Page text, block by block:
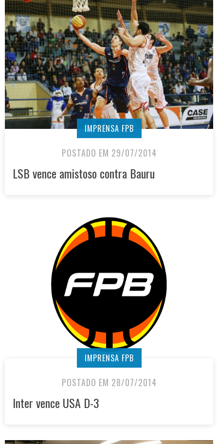
IMPRENSA FPB
POSTADO EM 29/07/2014
LSB vence amistoso contra Bauru
IMPRENSA FPB
POSTADO EM 28/07/2014
Inter vence USA D-3